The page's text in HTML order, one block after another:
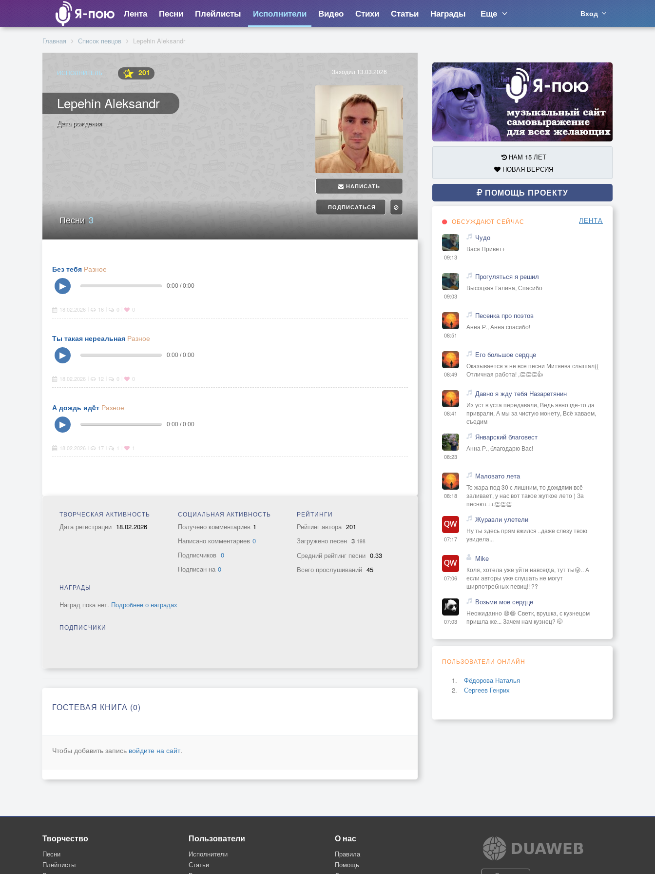
Лента Песни Плейлисты Исполнители Видео Стихи Статьи Награды Еще Вход
Главная Список певцов Lepehin Aleksandr
ИСПОЛНИТЕЛЬ 201
Lepehin Aleksandr
Заходил 13.03.2026
НАПИСАТЬ
ПОДПИСАТЬСЯ
Дата рождения
Песни3
Без тебя Разное
▶
0:00 / 0:00
18.02.2026 16 0 0
Ты такая нереальная Разное
▶
0:00 / 0:00
18.02.2026 12 0 0
А дождь идëт Разное
▶
0:00 / 0:00
18.02.2026 17 1 1
ТВОРЧЕСКАЯ АКТИВНОСТЬ
Дата регистрации 18.02.2026
СОЦИАЛЬНАЯ АКТИВНОСТЬ
Получено комментариев 1
Написано комментариев 0
Подписчиков 0
Подписан на 0
РЕЙТИНГИ
Рейтинг автора 201
Загружено песен 3 198
Средний рейтинг песни 0.33
Всего прослушиваний 45
НАГРАДЫ
Наград пока нет. Подробнее о наградах
ПОДПИСЧИКИ
ГОСТЕВАЯ КНИГА (0)
Чтобы добавить запись войдите на сайт.
НАМ 15 ЛЕТ
НОВАЯ ВЕРСИЯ
ПОМОЩЬ ПРОЕКТУ
ОБСУЖДАЮТ СЕЙЧАС ЛЕНТА
09:13
Чудо
Вася Привет+
09:03
Прогуляться я решил
Высоцкая Галина, Спасибо
08:51
Песенка про поэтов
Анна Р., Анна спасибо!
08:49
Его большое сердце
Оказывается я не все песни Митяева слышал((
Отличная работа! ,👏👏👏👍
08:41
Давно я жду тебя Назаретянин
Из уст в уста передавали, Ведь явно где-то да
приврали, А мы за чистую монету, Всё хаваем,
съедим
08:23
Январский благовест
Анна Р., благодарю Вас!
08:18
Маловато лета
То жара под 30 с лишним, то дождями всё
заливает, у нас вот такое жуткое лето ) За
песню+++👏👏👏
07:17
Журавли улетели
Ну ты здесь прям вжился ..даже слезу твою
увидела...
07:06
Mike
Коля, хотела уже уйти навсегда, тут ты😜.. А
если авторы уже слушать не могут
ширпотребных певиц!! ??
07:03
Возьми мое сердце
Неожиданно 😄😁 Светк, врушка, с кузнецом
пришла же... Зачем нам кузнец? 🤭
ПОЛЬЗОВАТЕЛИ ОНЛАЙН
Фёдорова Наталья
Сергеев Генрих
Творчество
Песни
Плейлисты
Пользователи
Исполнители
Статьи
О нас
Правила
Помощь